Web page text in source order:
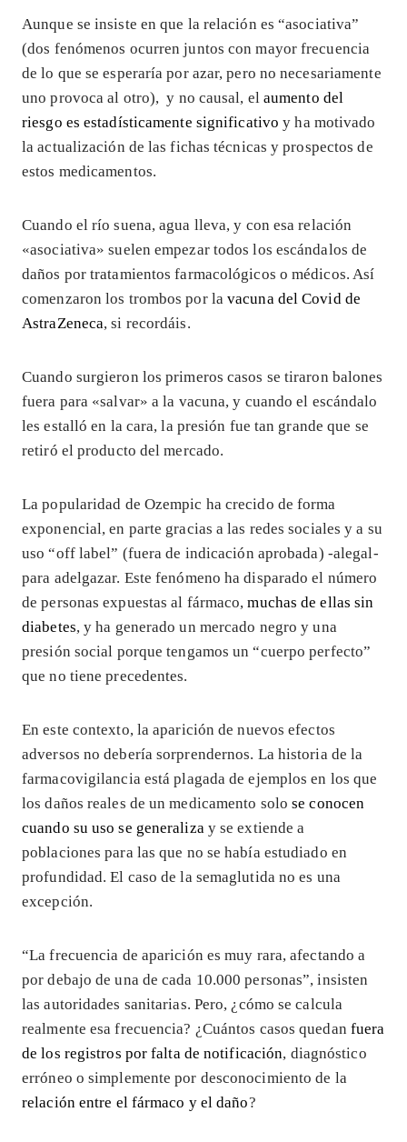
Aunque se insiste en que la relación es “asociativa”
(dos fenómenos ocurren juntos con mayor frecuencia
de lo que se esperaría por azar, pero no necesariamente
uno provoca al otro), y no causal, el aumento del
riesgo es estadísticamente significativo y ha motivado
la actualización de las fichas técnicas y prospectos de
estos medicamentos.
Cuando el río suena, agua lleva, y con esa relación
«asociativa» suelen empezar todos los escándalos de
daños por tratamientos farmacológicos o médicos. Así
comenzaron los trombos por lavacuna del Covid de
AstraZeneca, si recordáis.
Cuando surgieron los primeros casos se tiraron balones
fuera para «salvar» a la vacuna, y cuando el escándalo
les estalló en la cara, la presión fue tan grande que se
retiró el producto del mercado.
La popularidad de Ozempic ha crecido de forma
exponencial, en parte gracias a las redes sociales y a su
uso “off label” (fuera de indicación aprobada) -alegal-
para adelgazar. Este fenómeno ha disparado el número
de personas expuestas al fármaco,muchas de ellas sin
diabetes, y ha generado un mercado negro y una
presión social porque tengamos un “cuerpo perfecto”
que no tiene precedentes.
En este contexto, la aparición de nuevos efectos
adversos no debería sorprendernos. La historia de la
farmacovigilancia está plagada de ejemplos en los que
los daños reales de un medicamento solose conocen
cuando su uso se generaliza y se extiende a
poblaciones para las que no se había estudiado en
profundidad. El caso de la semaglutida no es una
excepción.
“La frecuencia de aparición es muy rara, afectando a
por debajo de una de cada 10.000 personas”, insisten
las autoridades sanitarias. Pero, ¿cómo se calcula
realmente esa frecuencia? ¿Cuántos casos quedan fuera
de los registros por falta de notificación, diagnóstico
erróneo o simplemente por desconocimiento de la
relación entre el fármaco y el daño?